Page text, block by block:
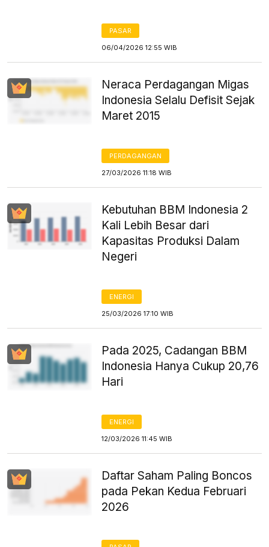
PASAR
06/04/2026 12:55 WIB
Neraca Perdagangan Migas
Indonesia Selalu Defisit Sejak
Maret 2015
PERDAGANGAN
27/03/2026 11:18 WIB
Kebutuhan BBM Indonesia 2
Kali Lebih Besar dari
Kapasitas Produksi Dalam
Negeri
ENERGI
25/03/2026 17:10 WIB
Pada 2025, Cadangan BBM
Indonesia Hanya Cukup 20,76
Hari
ENERGI
12/03/2026 11:45 WIB
Daftar Saham Paling Boncos
pada Pekan Kedua Februari
2026